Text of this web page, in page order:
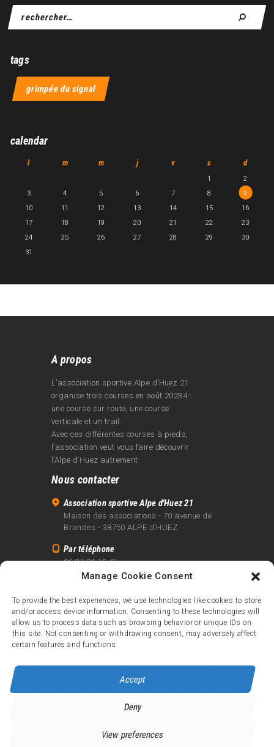
Manage Cookie Consent
To provide the best experiences, we use technologies like cookies to store
and/or access device information. Consenting to these technologies will
allow us to process data such as browsing behavior or unique IDs on
this site. Not consenting or withdrawing consent, may adversely affect
certain features and functions.
Accept
Deny
View preferences
tags
grimpée du signal
calendar
l m m j v s d
1
2
3
4 5 6 7 8
9
10
11 12 13 14 15
16
17
18 19 20 21 22
23
24
25 26 27 28 29
30
31
A propos
L’association sportive Alpe d’Huez 21
organise trois courses en août 20234 :
une course sur route, une course
verticale et un trail.
Avec ces différentes courses à pieds,
l’association veut vous faire découvrir
l’Alpe d‘Huez autrement.
Nous contacter
Association sportive Alpe d'Huez 21
Maison des associations - 70 avenue de
Brandes - 38750 ALPE d'HUEZ
Par téléphone
06 81 24 15 41
info@alpe21.fr
Mentions légales
Contact
crédits